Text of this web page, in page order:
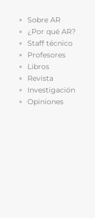
Sobre AR
¿Por qué AR?
Staff técnico
Profesores
Libros
Revista
Investigación
Opiniones